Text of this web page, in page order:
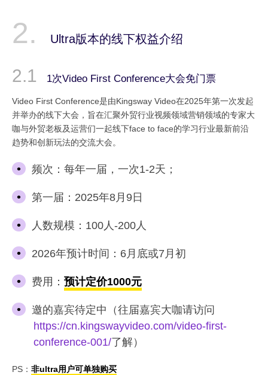
Ultra版本的线下权益介绍
1次Video First Conference大会免门票
Video First Conference是由Kingsway Video在2025年第一次发起
并举办的线下大会，旨在汇聚外贸行业视频领域营销领域的专家大
咖与外贸老板及运营们一起线下face to face的学习行业最新前沿
趋势和创新玩法的交流大会。
频次：每年一届，一次1-2天；
第一届：2025年8月9日
人数规模：100人-200人
2026年预计时间：6月底或7月初
费用： 预计定价1000元
邀的嘉宾待定中（往届嘉宾大咖请访问
https://cn.kingswayvideo.com/video-first-
conference-001/了解）
PS： 非ultra用户可单独购买